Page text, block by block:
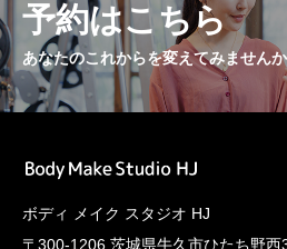
予約はこちら
あなたのこれからを変えてみませんか
ボディ メイク スタジオ HJ
〒300-1206 茨城県牛久市ひたち野